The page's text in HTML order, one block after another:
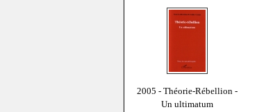
2005 - Théorie-Rébellion -
Un ultimatum